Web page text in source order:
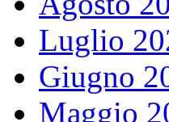
Luglio
Giugno
Maggio